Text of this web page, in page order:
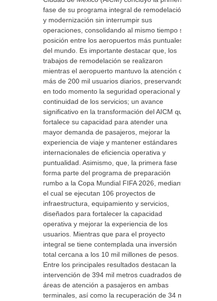
fase de su programa integral de remodelación
y modernización sin interrumpir sus
operaciones, consolidando al mismo tiempo su
posición entre los aeropuertos más puntuales
del mundo. Es importante destacar que, los
trabajos de remodelación se realizaron
mientras el aeropuerto mantuvo la atención de
más de 200 mil usuarios diarios, preservando
en todo momento la seguridad operacional y la
continuidad de los servicios; un avance
significativo en la transformación del AICM que
fortalece su capacidad para atender una
mayor demanda de pasajeros, mejorar la
experiencia de viaje y mantener estándares
internacionales de eficiencia operativa y
puntualidad. Asimismo, que, la primera fase
forma parte del programa de preparación
rumbo a la Copa Mundial FIFA 2026, mediante
el cual se ejecutan 106 proyectos de
infraestructura, equipamiento y servicios,
diseñados para fortalecer la capacidad
operativa y mejorar la experiencia de los
usuarios. Mientras que para el proyecto
integral se tiene contemplada una inversión
total cercana a los 10 mil millones de pesos.
Entre los principales resultados destacan la
intervención de 394 mil metros cuadrados de
áreas de atención a pasajeros en ambas
terminales, así como la recuperación de 34 mil